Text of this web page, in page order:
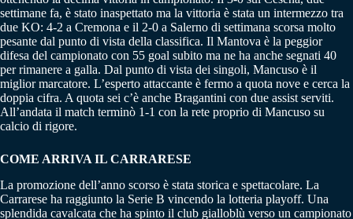
settimane fa, è stato inaspettato ma la vittoria è stata un intermezzo tra
due KO: 4-2 a Cremona e il 2-0 a Salerno di settimana scorsa molto
pesante dal punto di vista della classifica. Il Mantova è la peggior
difesa del campionato con 55 goal subito ma ne ha anche segnati 40
per rimanere a galla. Dal punto di vista dei singoli, Mancuso è il
miglior marcatore. L’esperto attaccante è fermo a quota nove e cerca la
doppia cifra. A quota sei c’è anche Bragantini con due assist serviti.
All’andata il match terminò 1-1 con la rete proprio di Mancuso su
calcio di rigore.
COME ARRIVA IL CARRARESE
La promozione dell’anno scorso è stata storica e spettacolare. La
Carrarese ha raggiunto la Serie B vincendo la lotteria playoff. Una
splendida cavalcata che ha spinto il club gialloblù verso un campionato